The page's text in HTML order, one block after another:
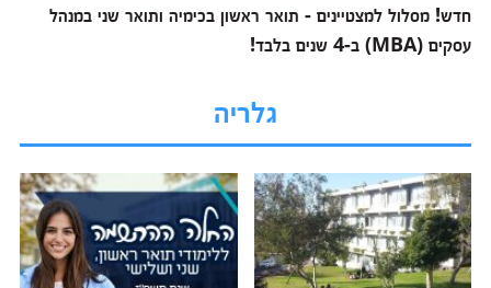
חדש! מסלול למצטיינים - תואר ראשון בכימיה ותואר שני במנהל
עסקים (MBA) ב-4 שנים בלבד!
גלריה